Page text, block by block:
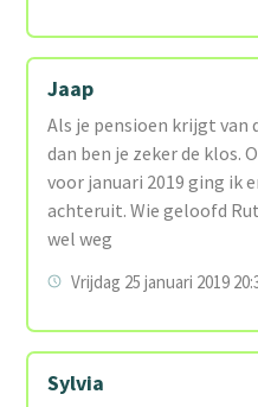
Jaap
Als je pensioen krijgt van
dan ben je zeker de klos.
voor januari 2019 ging ik
achteruit. Wie geloofd
wel weg
Vrijdag 25 januari 2019
Sylvia